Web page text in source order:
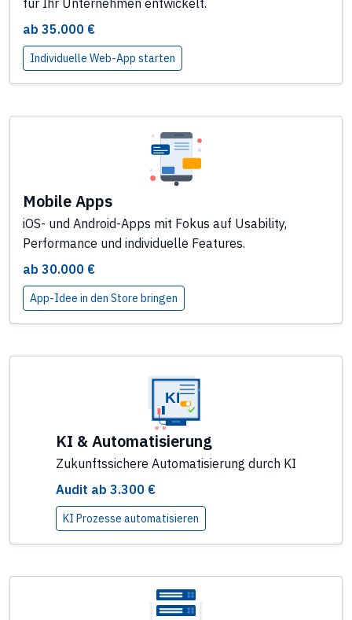
für Ihr Unternehmen entwickelt.
ab 35.000 €
Individuelle Web-App starten
Mobile Apps
iOS- und Android-Apps mit Fokus auf Usability,
Performance und individuelle Features.
ab 30.000 €
App-Idee in den Store bringen
KI & Automatisierung
Zukunftssichere Automatisierung durch KI
Audit ab 3.300 €
KI Prozesse automatisieren